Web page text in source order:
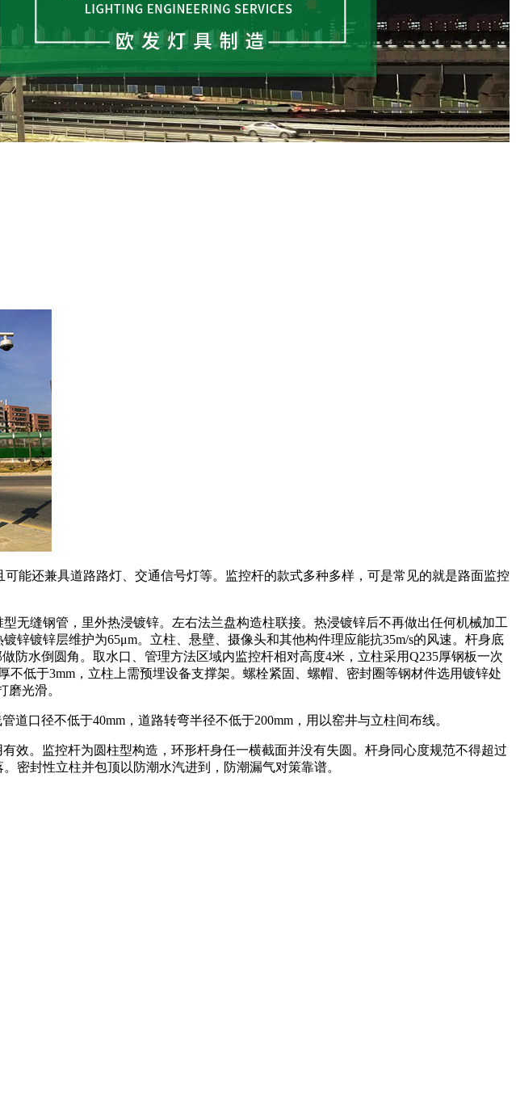
能还兼具道路路灯、交通信号灯等。监控杆的款式多种多样，可是常见的就是路面监控
无缝钢管，里外热浸镀锌。左右法兰盘构造柱联接。热浸镀锌后不再做出任何机械加工
锌镀锌层维护为65μm。立柱、悬壁、摄像头和其他构件理应能抗35m/s的风速。杆身底
防水倒圆角。取水口、管理方法区域内监控杆相对高度4米，立柱采用Q235厚钢板一次
不低于3mm，立柱上需预埋设备支撑架。螺栓紧固、螺帽、密封圈等钢材件选用镀锌处
光滑。
口径不低于40mm，道路转弯半径不低于200mm，用以窑井与立柱间布线。
效。监控杆为圆柱型构造，环形杆身任一横截面并没有失圆。杆身同心度规范不得超过
密封性立柱并包顶以防潮水汽进到，防潮漏气对策靠谱。